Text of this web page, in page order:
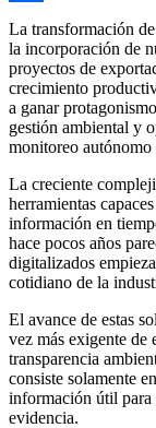
Compartir
La transformación
la incorporación de
proyectos de
crecimiento
a ganar
gestión ambiental y
monitoreo
La creciente
herramientas
información en
hace pocos años
digitalizados
cotidiano de la
El avance de estas
vez más exigente de
transparencia
consiste solamente
información útil para
evidencia.